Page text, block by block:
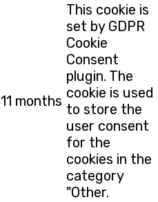
11 months
This cookie is
set by GDPR
Cookie
Consent
plugin. The
cookie is used
to store the
user consent
for the
cookies in the
category
"Other.